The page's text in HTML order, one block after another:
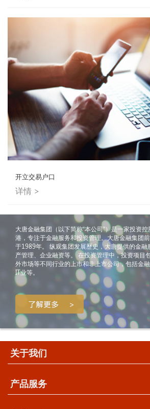
开立交易户口
详情 >
大唐金融集团（以下简称“本公司”）是一家投资
港，专注于金融服务和投资管理。大唐金融集团
于1989年。 纵观集团发展歷史，大唐提供的金融
产管理、企业融资等。 在投资管理中，投资项目
外市场等不同行业的上市和非上市公司，包括金
IT业等。
关于我们
产品服务